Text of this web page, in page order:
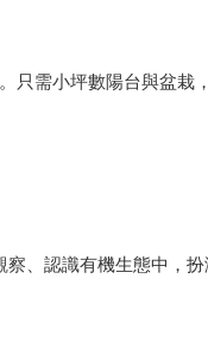
只需小坪數陽台與盆栽
、認識有機生態中，